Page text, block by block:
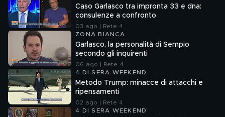
Caso Garlasco tra impronta 33 e dna:
consulenze a confronto
03 ago | Rete 4
ZONA BIANCA
Garlasco, la personalità di Sempio
secondo gli inquirenti
06 ago | Rete 4
4 DI SERA WEEKEND
Metodo Trump: minacce di attacchi e
ripensamenti
02 ago | Rete 4
4 DI SERA WEEKEND